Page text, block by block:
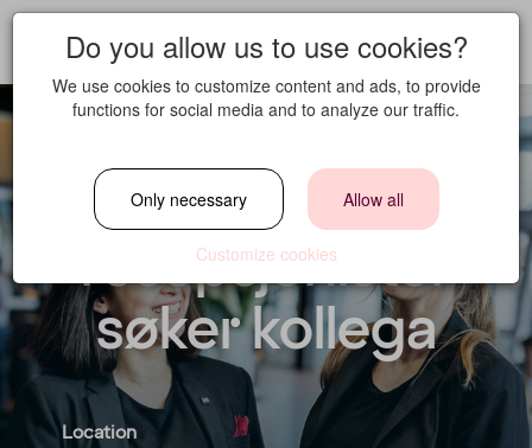
Våre fantastiske
resepsjonister
søker kollega
Location
Do you allow us to use cookies?
We use cookies to customize content and ads, to provide
functions for social media and to analyze our traffic.
Only necessary Allow all
Customize cookies